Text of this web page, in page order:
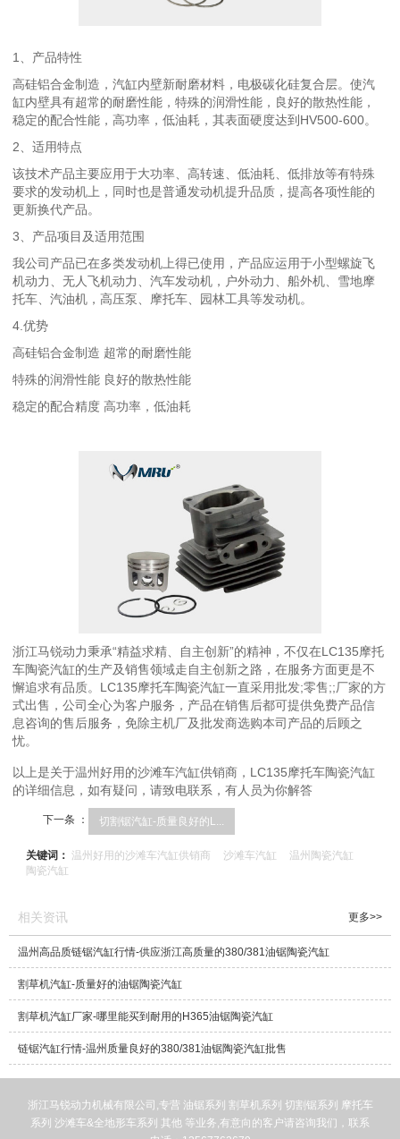
1、产品特性
高硅铝合金制造，汽缸内壁新耐磨材料，电极碳化硅复合层。使汽
缸内壁具有超常的耐磨性能，特殊的润滑性能，良好的散热性能，
稳定的配合性能，高功率，低油耗，其表面硬度达到HV500-600。
2、适用特点
该技术产品主要应用于大功率、高转速、低油耗、低排放等有特殊
要求的发动机上，同时也是普通发动机提升品质，提高各项性能的
更新换代产品。
3、产品项目及适用范围
我公司产品已在多类发动机上得已使用，产品应运用于小型螺旋飞
机动力、无人飞机动力、汽车发动机，户外动力、船外机、雪地摩
托车、汽油机，高压泵、摩托车、园林工具等发动机。
4.优势
高硅铝合金制造 超常的耐磨性能
特殊的润滑性能 良好的散热性能
稳定的配合精度 高功率，低油耗
浙江马锐动力秉承“精益求精、自主创新”的精神，不仅在LC135摩托
车陶瓷汽缸的生产及销售领域走自主创新之路，在服务方面更是不
懈追求有品质。LC135摩托车陶瓷汽缸一直采用批发;零售;;厂家的方
式出售，公司全心为客户服务，产品在销售后都可提供免费产品信
息咨询的售后服务，免除主机厂及批发商选购本司产品的后顾之
忧。
以上是关于温州好用的沙滩车汽缸供销商，LC135摩托车陶瓷汽缸
的详细信息，如有疑问，请致电联系，有人员为你解答
下一条 ： 切割锯汽缸-质量良好的L...
关键词：温州好用的沙滩车汽缸供销商 沙滩车汽缸
温州陶瓷汽缸
陶瓷汽缸
相关资讯 更多>>
温州高品质链锯汽缸行情-供应浙江高质量的380/381油锯陶瓷汽缸
割草机汽缸-质量好的油锯陶瓷汽缸
割草机汽缸厂家-哪里能买到耐用的H365油锯陶瓷汽缸
链锯汽缸行情-温州质量良好的380/381油锯陶瓷汽缸批售
浙江马锐动力机械有限公司,专营 油锯系列 割草机系列 切割锯系列 摩托车
系列 沙滩车&全地形车系列 其他 等业务,有意向的客户请咨询我们，联系